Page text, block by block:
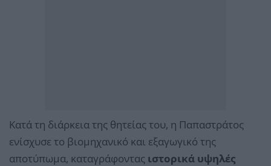
Κατά τη διάρκεια της θητείας του, η Παπαστράτος
ενίσχυσε το βιομηχανικό και εξαγωγικό της
αποτύπωμα, καταγράφοντας ιστορικά υψηλές